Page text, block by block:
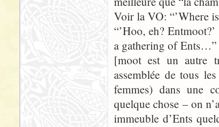
Voir la VO: “’Where
“’Hoo, eh?
a gathering of Ents…”
[moot est un autre
assemblée de tous
femmes) dans une
quelque chose – on
immeuble d’Ents